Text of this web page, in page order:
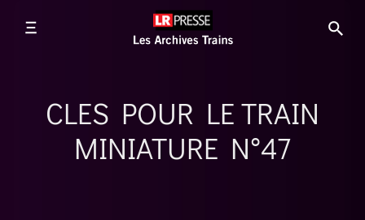
CLES POUR LE TRAIN
MINIATURE N°47